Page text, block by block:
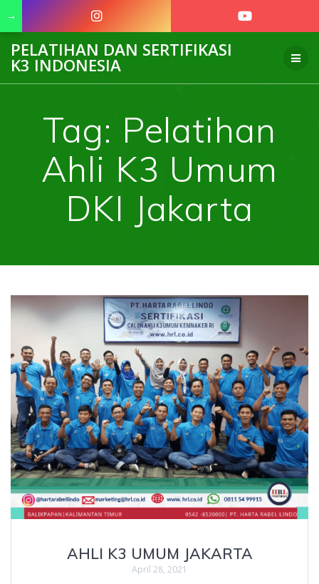
to
PELATIHAN DAN SERTIFIKASI
K3 INDONESIA
Tag: Pelatihan
Ahli K3 Umum
DKI Jakarta
AHLI K3 UMUM JAKARTA
April 28, 2021
→